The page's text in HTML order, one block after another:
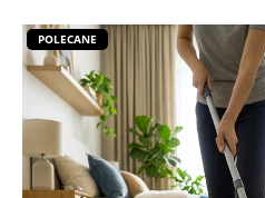
POLECANE